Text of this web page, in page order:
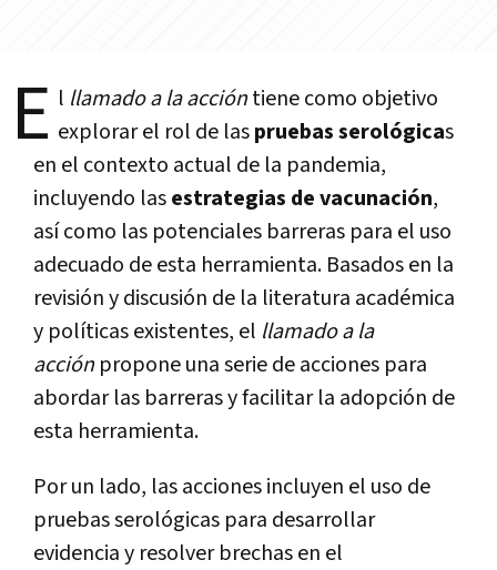
E l llamado a la accióntiene como objetivo
explorar el rol de laspruebas serológicas
en el contexto actual de la pandemia,
incluyendo lasestrategias de vacunación,
así como las potenciales barreras para el uso
adecuado de esta herramienta. Basados en la
revisión y discusión de la literatura académica
y políticas existentes, el llamado a la
acciónpropone una serie de acciones para
abordar las barreras y facilitar la adopción de
esta herramienta.
Por un lado, las acciones incluyen el uso de
pruebas serológicas para desarrollar
evidencia y resolver brechas en el